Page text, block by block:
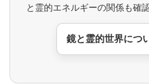
と霊的エネルギーの関係も確
鏡と霊的世界につ